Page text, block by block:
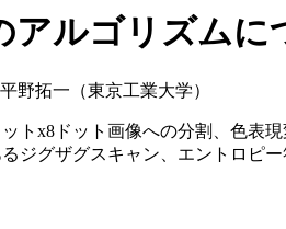
アルゴリズムに
野拓一（東京工業大学）
ットx8ドット画像への分割、色
グザグスキャン、エントロピ